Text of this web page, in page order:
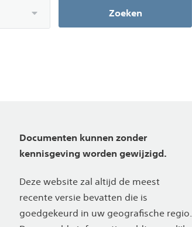
Zoeken
Documenten kunnen zonder
kennisgeving worden gewijzigd.
Deze website zal altijd de meest
recente versie bevatten die is
goedgekeurd in uw geografische regio.